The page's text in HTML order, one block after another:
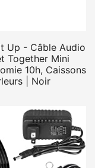
Up - Câble Audio
Together Mini
10h, Caissons
| Noir